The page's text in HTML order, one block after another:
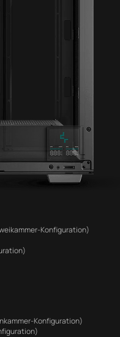
Konfiguration)
Konfiguration)